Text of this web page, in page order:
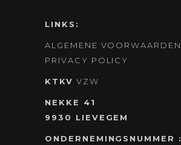
LINKS:
ALGEMENE VOORWAARDEN
PRIVACY POLICY
KTKV VZW
NEKKE 41
9930 LIEVEGEM
ONDERNEMINGSNUMMER :